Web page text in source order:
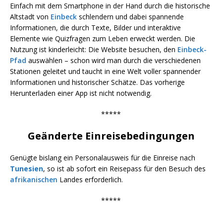
Einfach mit dem Smartphone in der Hand durch die historische
Altstadt von Einbeck schlendern und dabei spannende
Informationen, die durch Texte, Bilder und interaktive
Elemente wie Quizfragen zum Leben erweckt werden. Die
Nutzung ist kinderleicht: Die Website besuchen, den Einbeck-
Pfad auswählen – schon wird man durch die verschiedenen
Stationen geleitet und taucht in eine Welt voller spannender
Informationen und historischer Schätze. Das vorherige
Herunterladen einer App ist nicht notwendig.
*****
Geänderte Einreisebedingungen
Genügte bislang ein Personalausweis für die Einreise nach
Tunesien, so ist ab sofort ein Reisepass für den Besuch des
afrikanischen Landes erforderlich.
*****